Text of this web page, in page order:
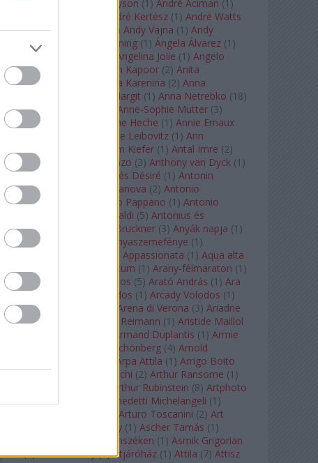
Staples
Andrew Tyson (1 ) André Aciman (1 )
André Kertész (1 ) André Watts
(1) Andris Nelsons ) Andy Vajna (1 ) Andy
Warhol
Anette Bening (1 ) Ángela Álvarez (1 )
Angela Lansbury
Angelina Jolie (1 ) Angelo
Badalamenti
Anish Kapoor (2) Anita
Rachvelishvili
Anna Karenina (2) Anna
Anna Margit (1 ) Anna Netrebko (18)
Anna Vinnitskaya
Anne-Sophie Mutter (3)
Anner Bylsma
Anne Heche (1 ) Annie Ernaux
Annie Leibovitz (1 ) Ann
Anselm Kiefer (1 ) Antal Imre (2)
Anthony Roth Costanzo (3) Anthony van Dyck (1 )
Antinous
Antoine és Désiré (1 ) Antonin
Dvorák
Antonio Canova (2) Antonio
Margheriti
Antonio Pappano (1 ) Antonio
Antonio Vivaldi (5) Antonius és
Kleopátra
Anton Bruckner (3) Anyák napja (1 )
Anyám tyúkja 2
Anyaszemefénye (1 )
Appassionata (1 ) Aqua alta
Aquincum (1 ) Arany-félmaraton (1 )
Aranytíz
Arany János (5) Arató András (1 ) Ara
Pacis
Arcadi Volodos (1 ) Arcady Volodos (1 )
Arcangelo Corelli
Arena di Verona (3) Ariadne
auf Naxos
Aribert Reimann (1 ) Aristide Maillol
Armand Duplantis (1 ) Armie
Arnold Schönberg (4) Arnold
Árpa Attila (1 ) Arrigo Boito
(2) Artemisia Gentileschi (2) Arthur Ransome (1 )
Arthur Rubinstein (8) Artphoto
Galéria
Arturo Benedetti Michelangeli (1 )
Arturo Toscanini (2) Art
Art Shay (1 ) Ascher Tamás (1 )
Ascher Tamás Háromszéken (1 ) Asmik Grigorian
(2) Asteroid City (1) Átjáróház (1 ) Attila (7) Attisz